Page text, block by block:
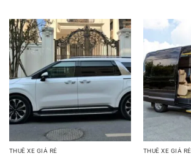
THUÊ XE GIÁ RẺ THUÊ XE GIÁ RẺ